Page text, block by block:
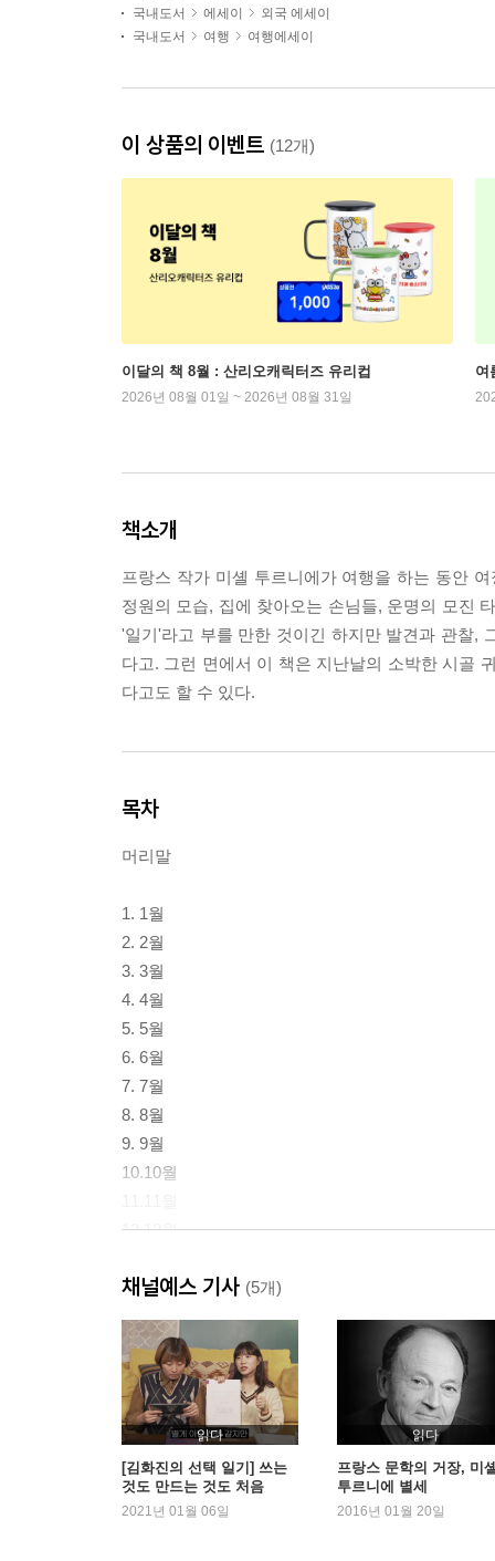
국내도서
에세이
외국 에세이
국내도서
여행 여행에세이
이 상품의 이벤트 (12개)
이달의 책 8월 : 산리오캐릭터즈 유리컵
2026년 08월 01일 ~ 2026년 08월 31일
여
책소개
프랑스 작가 미셸 투르니에가 여행을 하는 동안
정원의 모습, 집에 찾아오는 손님들, 운명의 모진
'일기'라고 부를 만한 것이긴 하지만 발견과 관찰,
다고. 그런 면에서 이 책은 지난날의 소박한 시골
다고도 할 수 있다.
목차
머리말
1. 1월
2. 2월
3. 3월
4. 4월
5. 5월
6. 6월
7. 7월
8. 8월
9. 9월
10.10월
12.12월
옮긴이의 글
채널예스 기사 (5개)
읽다
[김화진의 선택 일기] 쓰는
것도 만드는 것도 처음
2021년 01월 06일
읽다
프랑스 문학의 거장, 미
투르니에 별세
2016년 01월 20일